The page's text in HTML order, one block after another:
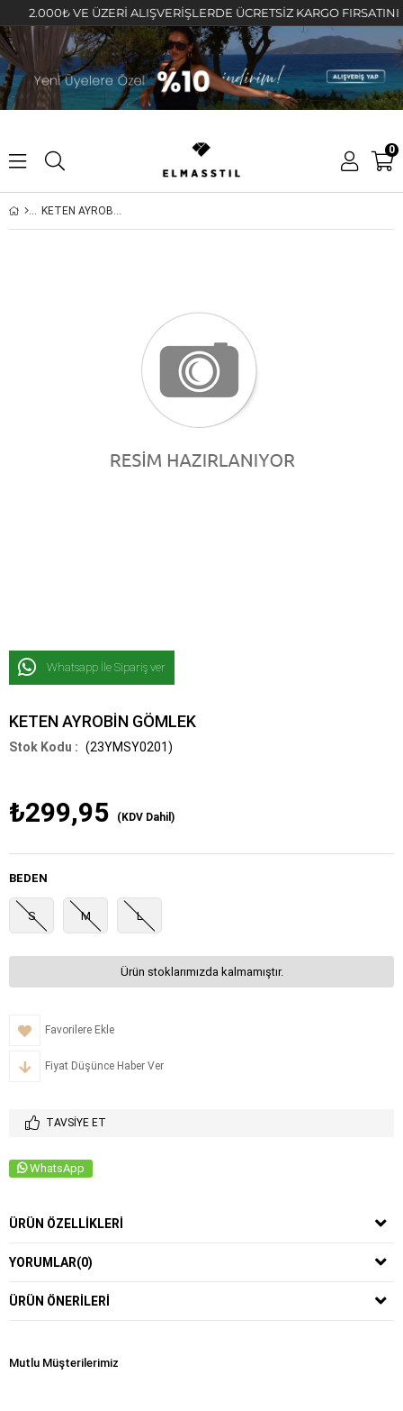
2.000₺ VE ÜZERİ ALIŞVERİŞLERDE ÜCRETSİZ KARGO FIRSATINI
0
KETEN AYROBİN GÖMLEK
Whatsapp İle Sipariş ver
KETEN AYROBİN GÖMLEK
(23YMSY0201)
₺299,95 (KDV Dahil)
BEDEN
S M L
Ürün stoklarımızda kalmamıştır.
Favorilere Ekle
Fiyat Düşünce Haber Ver
TAVSIYE ET
WhatsApp
ÜRÜN ÖZELLIKLERI
YORUMLAR(0)
ÜRÜN ÖNERILERI
Mutlu Müşterilerimiz